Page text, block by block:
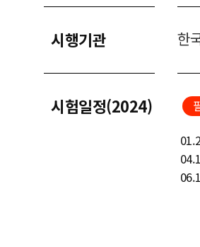
시행기관 한
시험일정(2024)